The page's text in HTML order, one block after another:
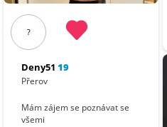
?
Deny51 19
Přerov
Mám zájem se poznávat se
všemi